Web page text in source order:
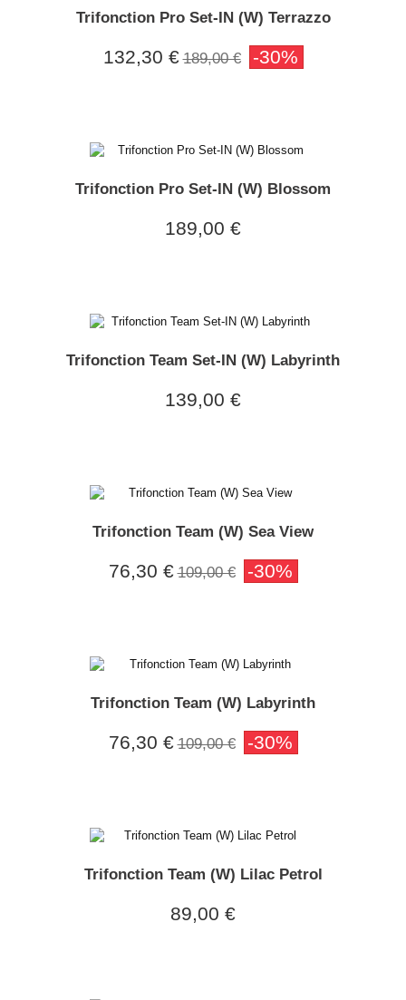
Trifonction Pro Set-IN (W) Terrazzo
132,30 € 189,00 € -30%
Trifonction Pro Set-IN (W) Blossom
189,00 €
Trifonction Team Set-IN (W) Labyrinth
139,00 €
Trifonction Team (W) Sea View
76,30 € 109,00 € -30%
Trifonction Team (W) Labyrinth
76,30 € 109,00 € -30%
Trifonction Team (W) Lilac Petrol
89,00 €